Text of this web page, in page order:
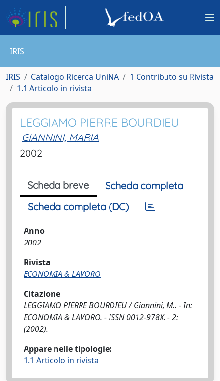
IRIS
IRIS Catalogo Ricerca UniNA
1 Contributo su Rivista
1.1 Articolo in rivista
LEGGIAMO PIERRE BOURDIEU
GIANNINI, MARIA
2002
Scheda breve
Scheda completa
Scheda completa (DC)
Anno
2002
Rivista
ECONOMIA & LAVORO
Citazione
LEGGIAMO PIERRE BOURDIEU / Giannini, M.. - In:
ECONOMIA & LAVORO. - ISSN 0012-978X. - 2:
(2002).
Appare nelle tipologie:
1.1 Articolo in rivista